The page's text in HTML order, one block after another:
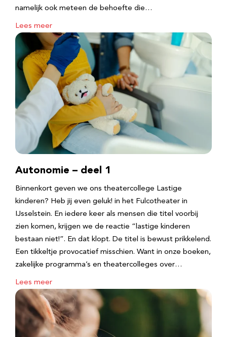
namelijk ook meteen de behoefte die…
Lees meer
Autonomie – deel 1
Binnenkort geven we ons theatercollege Lastige
kinderen? Heb jij even geluk! in het Fulcotheater in
IJsselstein. En iedere keer als mensen die titel voorbij
zien komen, krijgen we de reactie “lastige kinderen
bestaan niet!”. En dat klopt. De titel is bewust prikkelend.
Een tikkeltje provocatief misschien. Want in onze boeken,
zakelijke programma’s en theatercolleges over…
Lees meer